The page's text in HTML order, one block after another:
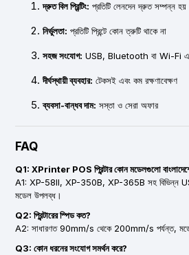
দ্রুত বিল প্রিন্টিং: প্রতিটি লেনদেন দ্রুত সম্পন্ন হয়
নির্ভুলতা: প্রতিটি প্রিন্টে কোন ত্রুটি থাকে না
সহজ সংযোগ: USB, Bluetooth বা Wi-Fi
দীর্ঘস্থায়ী ব্যবহার: টেকসই এবং কম রক্ষণাবেক্ষণ
ব্যবসা-বান্ধব দাম: সস্তা ও সেরা অফার
FAQ
Q1: XPrinter POS প্রিন্টার কোন মডেলগুলো
A1: XP-58II, XP-350B, XP-365B সহ বিভিন্ন
মডেল উপলব্ধ।
Q2: প্রিন্টারের স্পিড কত?
A2: সাধারণত 90mm/s থেকে 200mm/s পর্যন্ত,
Q3: কোন ধরনের সংযোগ সমর্থন করে?